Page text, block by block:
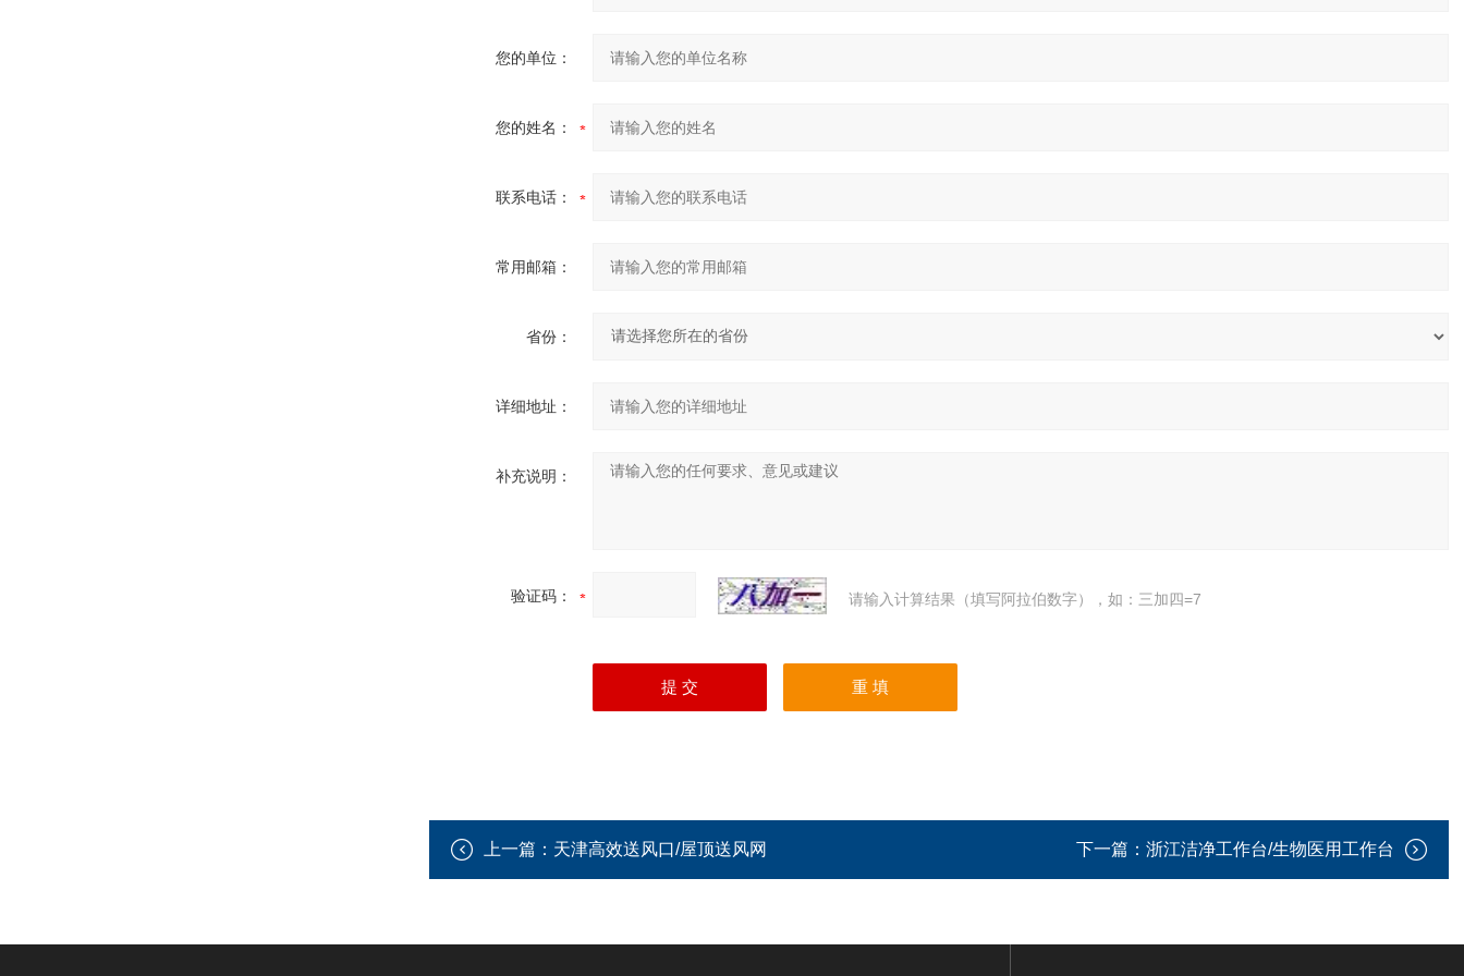
您的单位：
您的姓名：
联系电话：
常用邮箱：
省份：
详细地址：
补充说明：
验证码： 请输入计算结果（填写阿拉伯数字），如：三加四=7
上一篇： 天津高效送风口/屋顶送风网 下一篇： 浙江洁净工作台/生物医用工作台